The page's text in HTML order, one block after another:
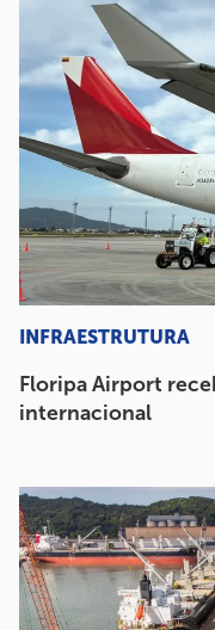
INFRAESTRUTURA
Floripa Airport
internacional